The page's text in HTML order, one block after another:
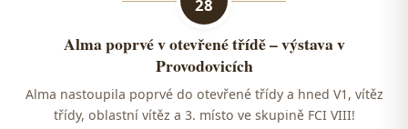
28
Alma poprvé v otevřené třídě – výstava v
Provodovicích
Alma nastoupila poprvé do otevřené třídy a hned V1, vítěz
třídy, oblastní vítěz a 3. místo ve skupině FCI VIII!